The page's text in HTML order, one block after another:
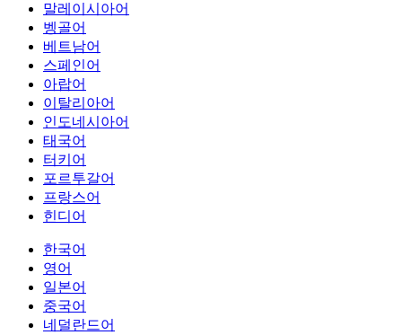
말레이시아어
벵골어
베트남어
스페인어
아랍어
이탈리아어
인도네시아어
태국어
터키어
포르투갈어
프랑스어
힌디어
한국어
영어
일본어
중국어
네덜란드어